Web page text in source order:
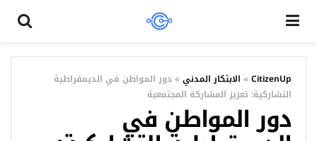
CitizenUp
» الابتكار المدني » دور المواطن في الديمقراطية
التشاركية: تعزيز المشاركة المجتمعية
دور المواطن في